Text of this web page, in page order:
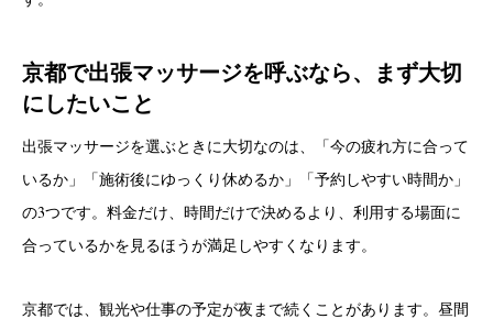
京都で出張マッサージを呼ぶなら、まず大切
にしたいこと
出張マッサージを選ぶときに大切なのは、「今の疲れ方に合って
いるか」「施術後にゆっくり休めるか」「予約しやすい時間か」
の3つです。料金だけ、時間だけで決めるより、利用する場面に
合っているかを見るほうが満足しやすくなります。
京都では、観光や仕事の予定が夜まで続くことがあります。昼間